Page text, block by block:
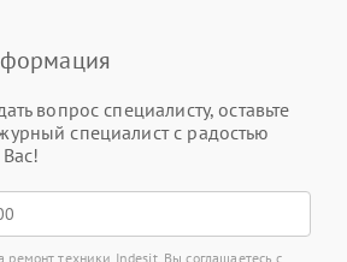
вопрос специалисту, оставьте
специалист с радостью
ремонт техники Indesit, Вы соглашаетесь с